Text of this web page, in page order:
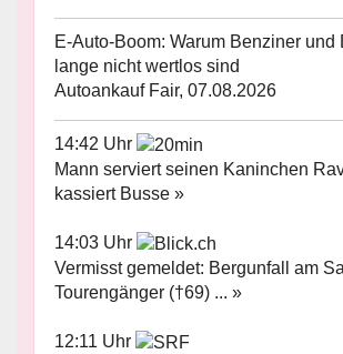
E-Auto-Boom: Warum Benziner und
lange nicht wertlos sind
Autoankauf Fair, 07.08.2026
14:42 Uhr
Mann serviert seinen Kaninchen
kassiert Busse »
14:03 Uhr
Vermisst gemeldet: Bergunfall am
Tourengänger (†69) ... »
12:11 Uhr